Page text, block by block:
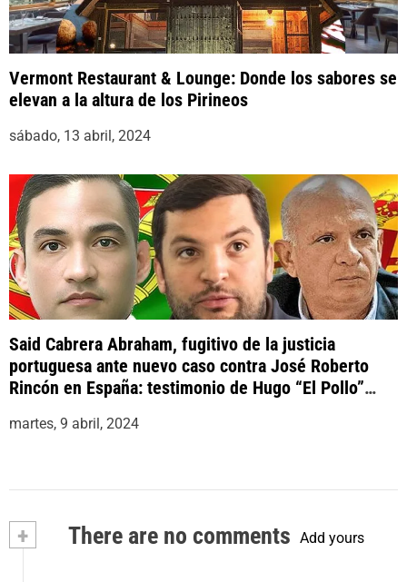
Vermont Restaurant & Lounge: Donde los sabores se
elevan a la altura de los Pirineos
sábado, 13 abril, 2024
Said Cabrera Abraham, fugitivo de la justicia
portuguesa ante nuevo caso contra José Roberto
Rincón en España: testimonio de Hugo “El Pollo”
martes, 9 abril, 2024
+ There are no comments Add yours